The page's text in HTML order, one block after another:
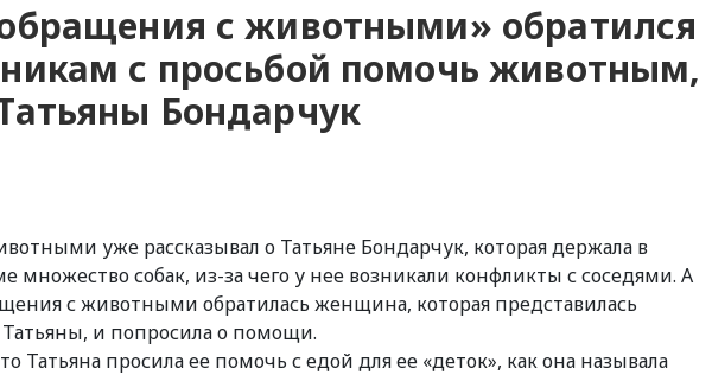
с животными» обратился
с просьбой помочь животным,
Бондарчук
уже рассказывал о Татьяне Бондарчук, которая держала в
множество собак, из-за чего у нее возникали конфликты с соседями. А
с животными обратилась женщина, которая представилась
и попросила о помощи.
Татьяна просила ее помочь с едой для ее «деток», как она называла